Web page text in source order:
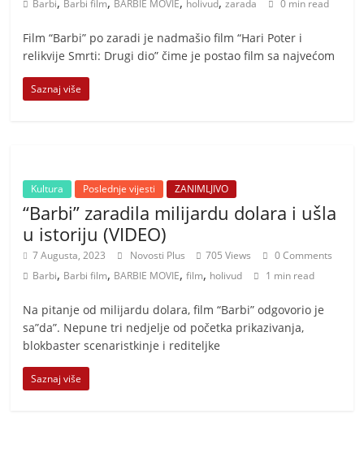
t
v
i
j
e
s
t
i
Barbi Barbi film BARBIE MOVIE holivud zarada 0 min read
Film “Barbi” po zaradi je nadmašio film “Hari Poter i
relikvije Smrti: Drugi dio” čime je postao film sa najvećom
Saznaj više
Kultura Poslednje vijesti ZANIMLJIVO
“Barbi” zaradila milijardu dolara i ušla
u istoriju (VIDEO)
7 Augusta, 2023 Novosti Plus 705 Views
0 Comments
Barbi, Barbi film, BARBIE MOVIE,film, holivud 1 min read
Na pitanje od milijardu dolara, film “Barbi” odgovorio je
sa”da”. Nepune tri nedjelje od početka prikazivanja,
blokbaster scenaristkinje i rediteljke
Saznaj više